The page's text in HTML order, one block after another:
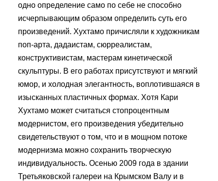
одно определение само по себе не способно
исчерпывающим образом определить суть его
произведений. Хухтамо причисляли к художникам
поп-арта, дадаистам, сюрреалистам,
конструктивистам, мастерам кинетической
скульптуры. В его работах присутствуют и мягкий
юмор, и холодная элегантность, воплотившаяся в
изысканных пластичных формах. Хотя Кари
Хухтамо может считаться стопроцентным
модернистом, его произведения убедительно
свидетельствуют о том, что и в мощном потоке
модернизма можно сохранить творческую
индивидуальность. Осенью 2009 года в здании
Третьяковской галереи на Крымском Валу и в